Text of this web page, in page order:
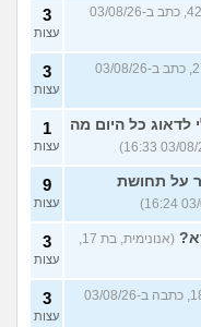
(דן, בן 42, כתב ב-03/08/26
3
עצות
(אנושי, בן 27, כתב ב-03/08/26
3
עצות
לדאוג כל היום מה
1
עצות
על תחושת
9
עצות
(אנונימית, בת 17,
3
עצות
(שירה, בת 18, כתבה ב-03/08/26
3
עצות